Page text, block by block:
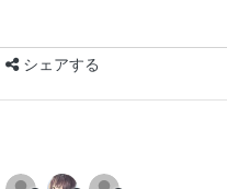
シェアする